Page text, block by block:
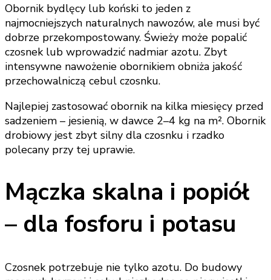
Obornik bydlęcy lub koński to jeden z
najmocniejszych naturalnych nawozów, ale musi być
dobrze przekompostowany. Świeży może popalić
czosnek lub wprowadzić nadmiar azotu. Zbyt
intensywne nawożenie obornikiem obniża jakość
przechowalniczą cebul czosnku.
Najlepiej zastosować obornik na kilka miesięcy przed
sadzeniem – jesienią, w dawce 2–4 kg na m². Obornik
drobiowy jest zbyt silny dla czosnku i rzadko
polecany przy tej uprawie.
Mączka skalna i popiół
– dla fosforu i potasu
Czosnek potrzebuje nie tylko azotu. Do budowy